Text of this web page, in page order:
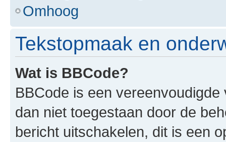
Omhoog
Tekstopmaak en
Wat is BBCode?
BBCode is een
dan niet toegestaan door de
bericht uitschakelen, dit is een